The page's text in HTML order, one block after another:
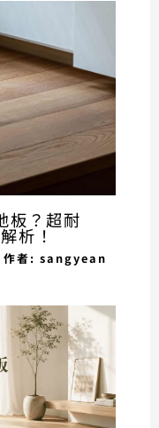
板？超耐
析！
者: sangyean